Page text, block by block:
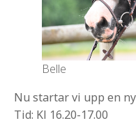
Belle
Nu startar vi upp en
Tid: Kl 16.20-17.00